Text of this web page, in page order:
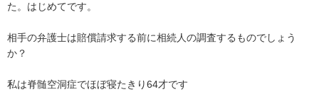
た。はじめてです。
相手の弁護士は賠償請求する前に相続人の調査するものでしょう
か？
私は脊髄空洞症でほぼ寝たきり64才です